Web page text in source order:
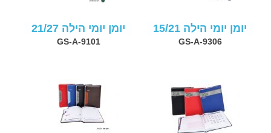
יומן יומי הילה 15/21
GS-A-9306
יומן יומי הילה 21/27
GS-A-9101